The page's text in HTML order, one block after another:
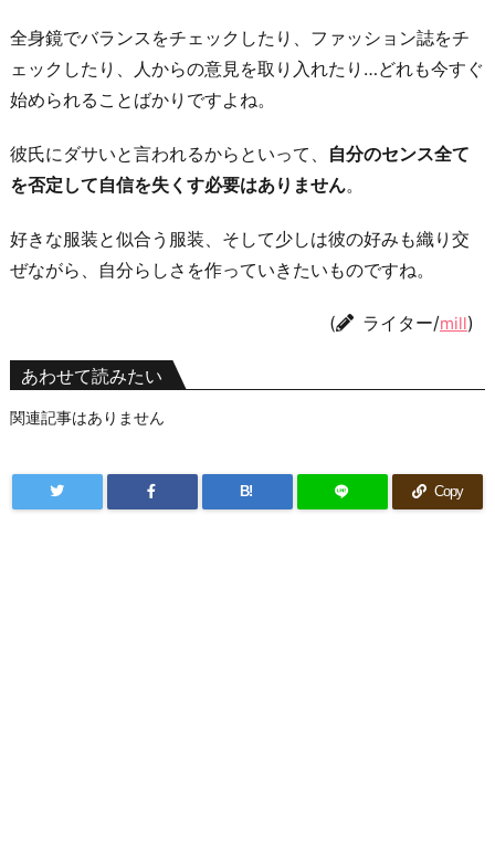
全身鏡でバランスをチェックしたり、ファッション誌をチ
ェックしたり、人からの意見を取り入れたり…どれも今すぐ
始められることばかりですよね。
彼氏にダサいと言われるからといって、 自分のセンス全て
を否定して自信を失くす必要はありません。
好きな服装と似合う服装、そして少しは彼の好みも織り交
ぜながら、自分らしさを作っていきたいものですね。
( ライター/mill)
あわせて読みたい
関連記事はありません
B! Copy